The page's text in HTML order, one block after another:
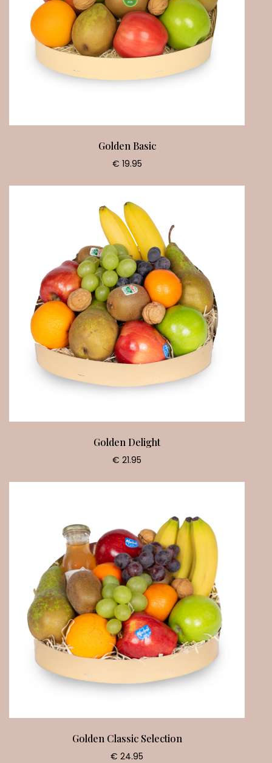
Golden Basic
€ 19.95
Golden Delight
€ 21.95
Golden Classic Selection
€ 24.95